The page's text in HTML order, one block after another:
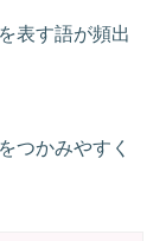
表す語が頻出
つかみやすく